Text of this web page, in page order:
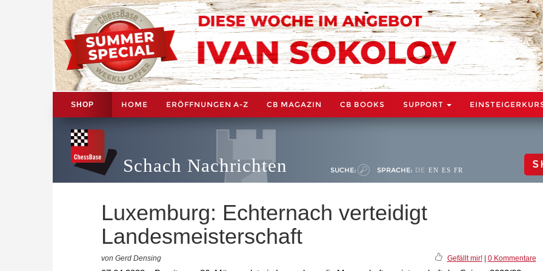
SHOP HOME ERÖFFNUNGEN A-Z CB MAGAZIN CB BOOKS SUPPORT
Schach Nachrichten SUCHE: SPRACHE: DE EN ES FR
Luxemburg: Echternach verteidigt
Landesmeisterschaft
von Gerd Densing Gefällt mir!| 0 Kommentare